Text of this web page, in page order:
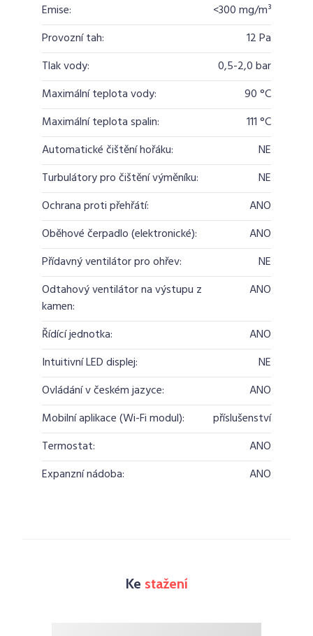
Emise:
<300 mg/m³
Provozní tah:
12 Pa
Tlak vody:
0,5-2,0 bar
Maximální teplota vody:
90 °C
Maximální teplota spalin:
111 °C
Automatické čištění hořáku:
NE
Turbulátory pro čištění výměníku:
NE
Ochrana proti přehřátí:
ANO
Oběhové čerpadlo (elektronické):
ANO
Přídavný ventilátor pro ohřev:
NE
Odtahový ventilátor na výstupu z
kamen:
ANO
Řídící jednotka:
ANO
Intuitivní LED displej:
NE
Ovládání v českém jazyce:
ANO
Mobilní aplikace (Wi-Fi modul):
příslušenství
Termostat:
ANO
Expanzní nádoba:
ANO
Ke stažení